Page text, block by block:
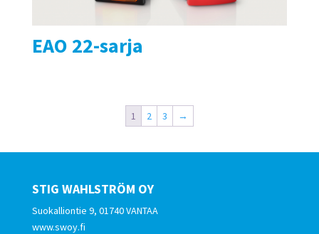
EAO 22-sarja
1 2 3 →
STIG WAHLSTRÖM OY
Suokalliontie 9, 01740 VANTAA
www.swoy.fi